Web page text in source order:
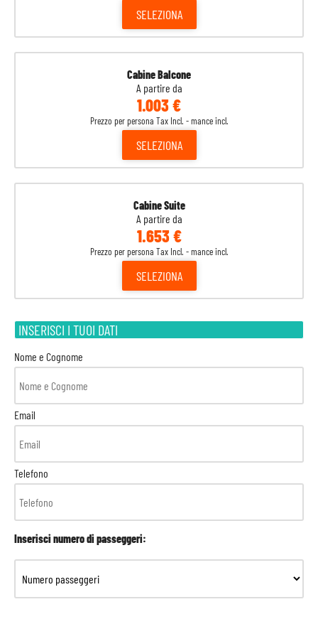
SELEZIONA
Cabine Balcone
A partire da
1.003 €
Prezzo per persona Tax Incl. - mance incl.
SELEZIONA
Cabine Suite
A partire da
1.653 €
Prezzo per persona Tax Incl. - mance incl.
SELEZIONA
INSERISCI I TUOI DATI
Nome e Cognome
Email
Telefono
Inserisci numero di passeggeri: